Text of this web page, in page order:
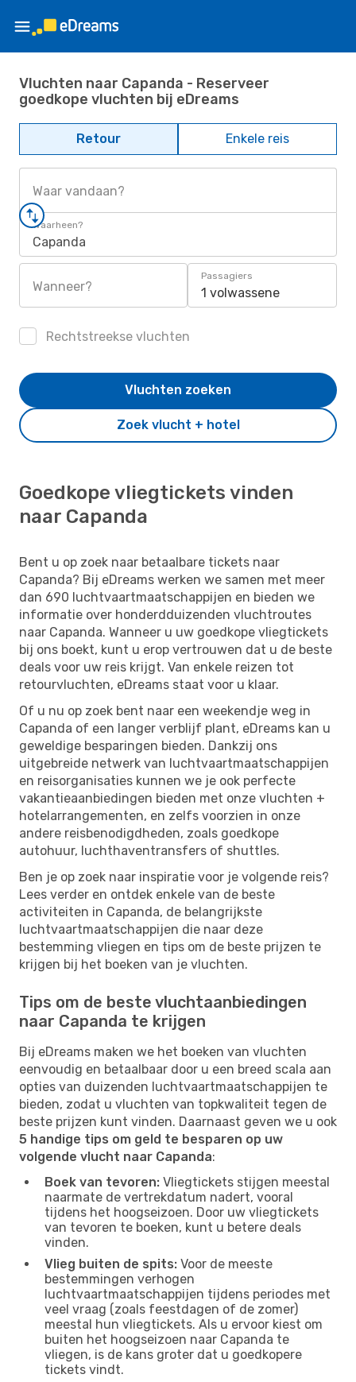
Vluchten naar Capanda - Reserveer
goedkope vluchten bij eDreams
Retour Enkele reis
Waar vandaan?
Waarheen?
Capanda
Wanneer?
Passagiers
1 volwassene
Rechtstreekse vluchten
Zoek vlucht + hotel
Vluchten zoeken
Goedkope vliegtickets vinden
naar Capanda
Bent u op zoek naar betaalbare tickets naar
Capanda? Bij eDreams werken we samen met meer
dan 690 luchtvaartmaatschappijen en bieden we
informatie over honderdduizenden vluchtroutes
naar Capanda. Wanneer u uw goedkope vliegtickets
bij ons boekt, kunt u erop vertrouwen dat u de beste
deals voor uw reis krijgt. Van enkele reizen tot
retourvluchten, eDreams staat voor u klaar.
Of u nu op zoek bent naar een weekendje weg in
Capanda of een langer verblijf plant, eDreams kan u
geweldige besparingen bieden. Dankzij ons
uitgebreide netwerk van luchtvaartmaatschappijen
en reisorganisaties kunnen we je ook perfecte
vakantieaanbiedingen bieden met onze vluchten +
hotelarrangementen, en zelfs voorzien in onze
andere reisbenodigdheden, zoals goedkope
autohuur, luchthaventransfers of shuttles.
Ben je op zoek naar inspiratie voor je volgende reis?
Lees verder en ontdek enkele van de beste
activiteiten in Capanda, de belangrijkste
luchtvaartmaatschappijen die naar deze
bestemming vliegen en tips om de beste prijzen te
krijgen bij het boeken van je vluchten.
Tips om de beste vluchtaanbiedingen
naar Capanda te krijgen
Bij eDreams maken we het boeken van vluchten
eenvoudig en betaalbaar door u een breed scala aan
opties van duizenden luchtvaartmaatschappijen te
bieden, zodat u vluchten van topkwaliteit tegen de
beste prijzen kunt vinden. Daarnaast geven we u ook
5 handige tips om geld te besparen op uw
volgende vlucht naar Capanda:
Boek van tevoren: Vliegtickets stijgen meestal
naarmate de vertrekdatum nadert, vooral
tijdens het hoogseizoen. Door uw vliegtickets
van tevoren te boeken, kunt u betere deals
vinden.
Vlieg buiten de spits: Voor de meeste
bestemmingen verhogen
luchtvaartmaatschappijen tijdens periodes met
veel vraag (zoals feestdagen of de zomer)
meestal hun vliegtickets. Als u ervoor kiest om
buiten het hoogseizoen naar Capanda te
vliegen, is de kans groter dat u goedkopere
tickets vindt.